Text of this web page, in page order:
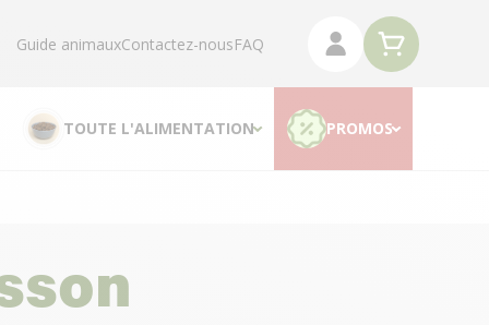
Guide animauxContactez-nousFAQ
TOUTE L'ALIMENTATION PROMOS